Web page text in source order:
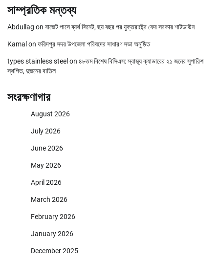
সাম্প্রতিক মন্তব্য
Abdullag on বাজেট পাসে ব্যর্থ সিনেট, ছয় বছর পর যুক্তরাষ্ট্রে ফের সরকার শাটডাউন
Kamalon ফরিদপুর সদর উপজেলা পরিষদের সাধারণ সভা অনুষ্ঠিত
types stainless steelon ৪৮তম বিশেষ বিসিএস: স্বাস্থ্য ক্যাডারের ২১ জনের সুপারিশ
স্থগিত, দুজনের বাতিল
সংরক্ষণাগার
August 2026
July 2026
June 2026
May 2026
April 2026
March 2026
February 2026
January 2026
December 2025